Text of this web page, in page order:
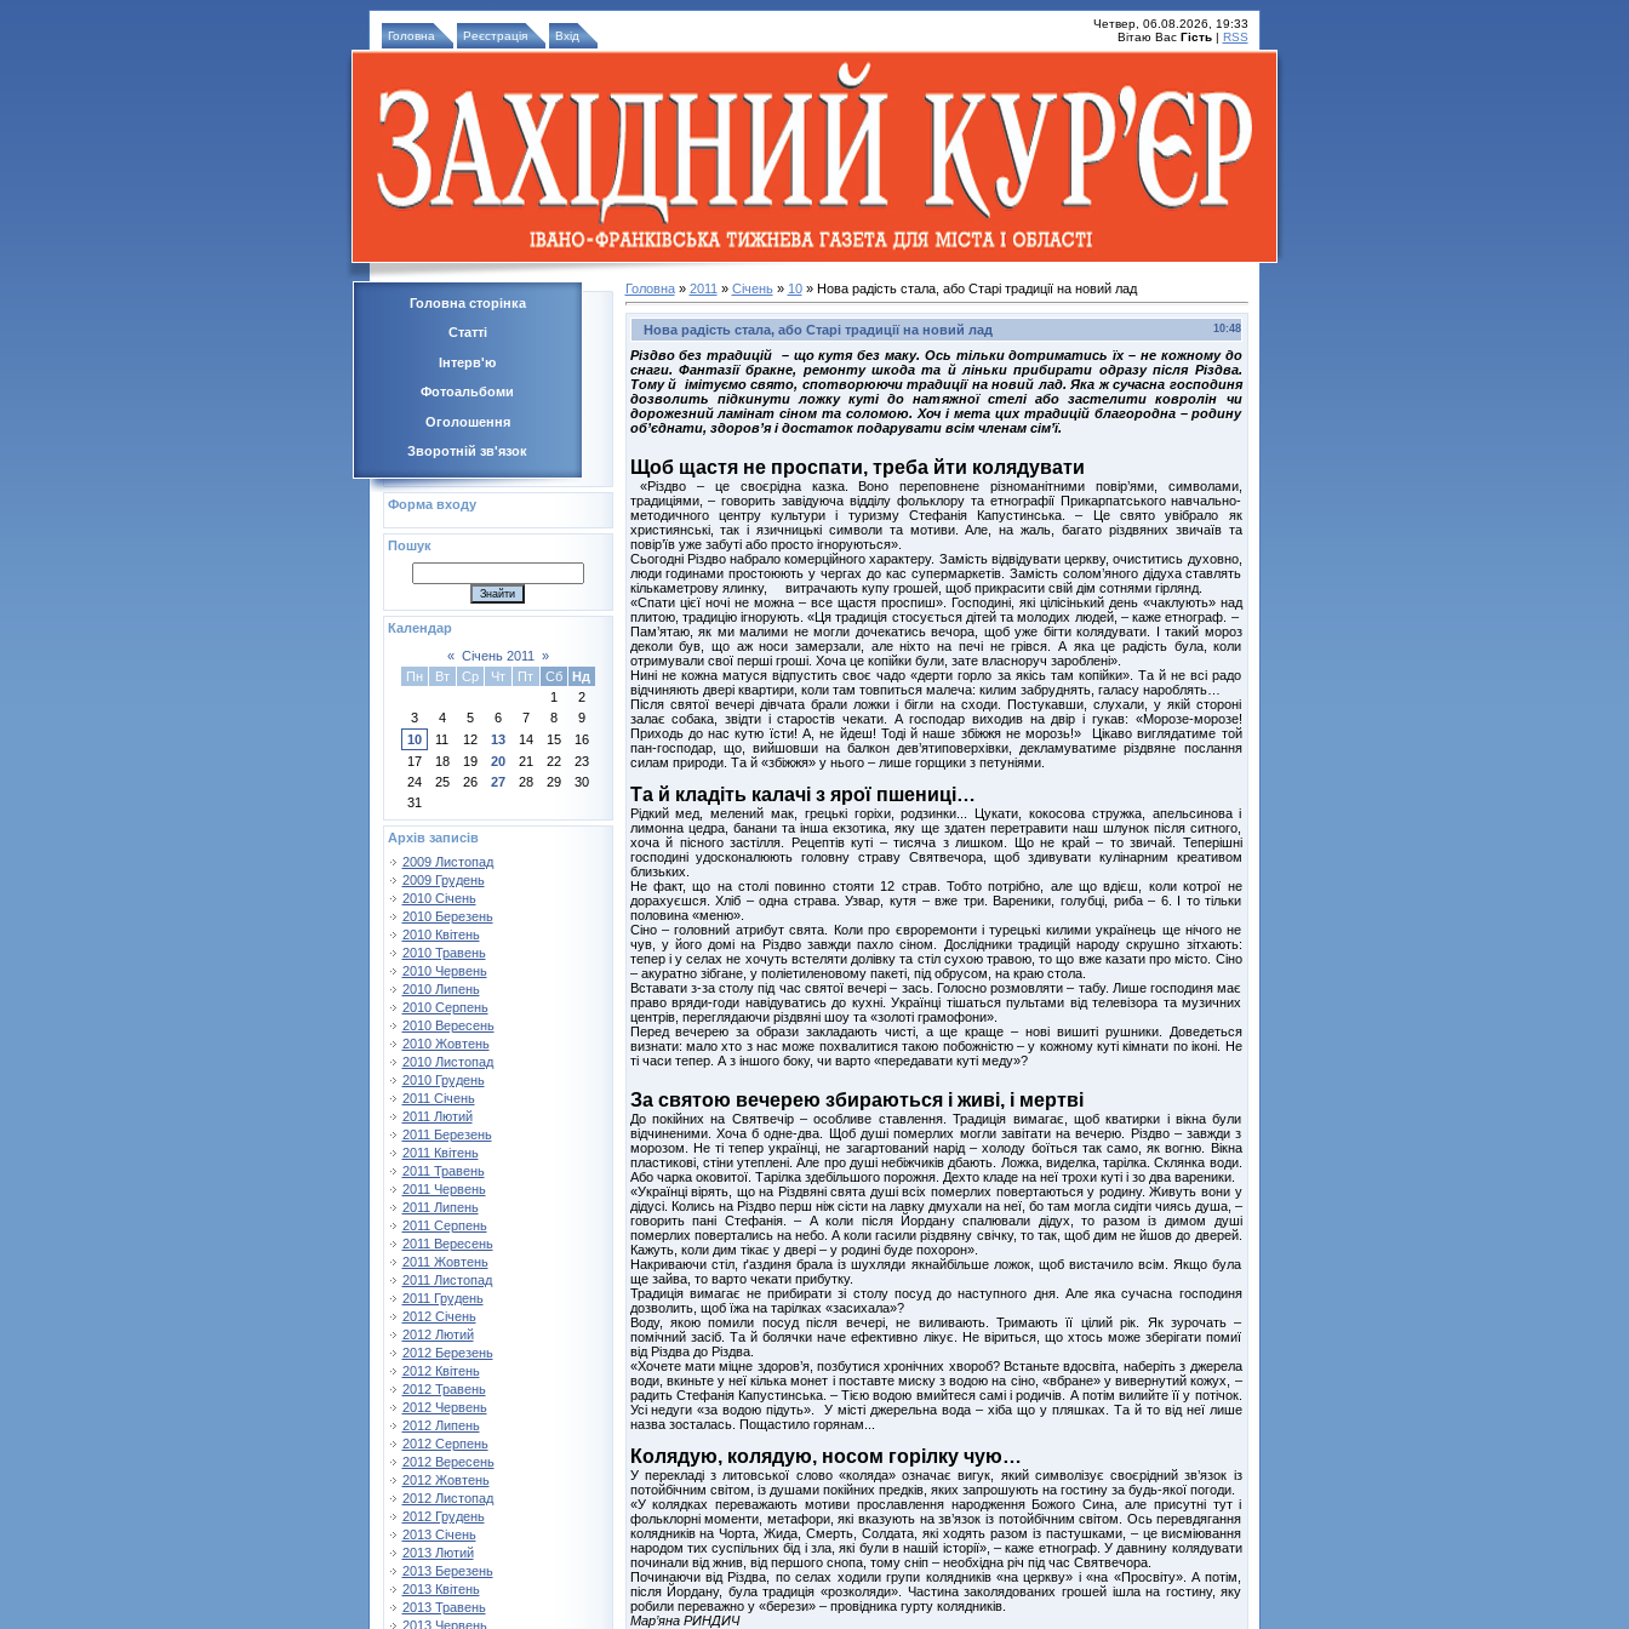
Головна Реєстрація Вхід
Четвер, 06.08.2026, 19:33
Вітаю Вас Гість| RSS
Головна сторінка
Статті
Інтерв'ю
Фотоальбоми
Оголошення
Зворотній зв'язок
Форма входу
Пошук
Календар
« Січень 2011
»
Пн
Вт Ср Чт Пт Сб
Нд
1
2
3
4 5 6 7 8
9
10
11 12 13 14 15
16
17
18 19 20 21 22
23
24
25 26 27 28 29
30
31
Архів записів
2009 Листопад
2009 Грудень
2010 Січень
2010 Березень
2010 Квітень
2010 Травень
2010 Червень
2010 Липень
2010 Серпень
2010 Вересень
2010 Жовтень
2010 Листопад
2010 Грудень
2011 Січень
2011 Лютий
2011 Березень
2011 Квітень
2011 Травень
2011 Червень
2011 Липень
2011 Серпень
2011 Вересень
2011 Жовтень
2011 Листопад
2011 Грудень
2012 Січень
2012 Лютий
2012 Березень
2012 Квітень
2012 Травень
2012 Червень
2012 Липень
2012 Серпень
2012 Вересень
2012 Жовтень
2012 Листопад
2012 Грудень
2013 Січень
2013 Лютий
2013 Березень
2013 Квітень
2013 Травень
2013 Червень
Головна» 2011 » Січень » 10» Нова радість стала, або Старі традиції на новий лад
10:48
Нова радість стала, або Старі традиції на новий лад
Різдво без традицій – що кутя без маку. Ось тільки дотриматись їх – не кожному до
снаги. Фантазії бракне, ремонту шкода та й ліньки прибирати одразу після Різдва.
Тому й імітуємо свято, спотворюючи традиції на новий лад. Яка ж сучасна господиня
дозволить підкинути ложку куті до натяжної стелі або застелити ковролін чи
дорожезний ламінат сіном та соломою. Хоч і мета цих традицій благородна – родину
об’єднати, здоров’я і достаток подарувати всім членам сім’ї.
Щоб щастя не проспати, треба йти колядувати
«Різдво – це своєрідна казка. Воно переповнене різноманітними повір’ями, символами,
традиціями, – говорить завідуюча відділу фольклору та етнографії Прикарпатського навчально-
методичного центру культури і туризму Стефанія Капустинська. – Це свято увібрало як
християнські, так і язичницькі символи та мотиви. Але, на жаль, багато різдвяних звичаїв та
повір’їв уже забуті або просто ігноруються».
Сьогодні Різдво набрало комерційного характеру. Замість відвідувати церкву, очиститись духовно,
люди годинами простоюють у чергах до кас супермаркетів. Замість солом’яного дідуха ставлять
кількаметрову ялинку, витрачають купу грошей, щоб прикрасити свій дім сотнями гірлянд.
«Спати цієї ночі не можна – все щастя проспиш». Господині, які цілісінький день «чаклують» над
плитою, традицію ігнорують. «Ця традиція стосується дітей та молодих людей, – каже етнограф. –
Пам’ятаю, як ми малими не могли дочекатись вечора, щоб уже бігти колядувати. І такий мороз
деколи був, що аж носи замерзали, але ніхто на печі не грівся. А яка це радість була, коли
отримували свої перші гроші. Хоча це копійки були, зате власноруч зароблені».
Нині не кожна матуся відпустить своє чадо «дерти горло за якісь там копійки». Та й не всі радо
відчиняють двері квартири, коли там товпиться малеча: килим забруднять, галасу нароблять…
Після святої вечері дівчата брали ложки і бігли на сходи. Постукавши, слухали, у якій стороні
залає собака, звідти і старостів чекати. А господар виходив на двір і гукав: «Морозе-морозе!
Приходь до нас кутю їсти! А, не йдеш! Тоді й наше збіжжя не морозь!» Цікаво виглядатиме той
пан-господар, що, вийшовши на балкон дев’ятиповерхівки, декламуватиме різдвяне послання
силам природи. Та й «збіжжя» у нього – лише горщики з петуніями.
Та й кладіть калачі з ярої пшениці…
Рідкий мед, мелений мак, грецькі горіхи, родзинки... Цукати, кокосова стружка, апельсинова і
лимонна цедра, банани та інша екзотика, яку ще здатен перетравити наш шлунок після ситного,
хоча й пісного застілля. Рецептів куті – тисяча з лишком. Що не край – то звичай. Теперішні
господині удосконалюють головну страву Святвечора, щоб здивувати кулінарним креативом
близьких.
Не факт, що на столі повинно стояти 12 страв. Тобто потрібно, але що вдієш, коли котрої не
дорахуєшся. Хліб – одна страва. Узвар, кутя – вже три. Вареники, голубці, риба – 6. І то тільки
половина «меню».
Сіно – головний атрибут свята. Коли про євроремонти і турецькі килими українець ще нічого не
чув, у його домі на Різдво завжди пахло сіном. Дослідники традицій народу скрушно зітхають:
тепер і у селах не хочуть встеляти долівку та стіл сухою травою, то що вже казати про місто. Сіно
– акуратно зібгане, у поліетиленовому пакеті, під обрусом, на краю стола.
Вставати з-за столу під час святої вечері – зась. Голосно розмовляти – табу. Лише господиня має
право вряди-годи навідуватись до кухні. Українці тішаться пультами від телевізора та музичних
центрів, переглядаючи різдвяні шоу та «золоті грамофони».
Перед вечерею за образи закладають чисті, а ще краще – нові вишиті рушники. Доведеться
визнати: мало хто з нас може похвалитися такою побожністю – у кожному куті кімнати по іконі. Не
ті часи тепер. А з іншого боку, чи варто «передавати куті меду»?
За святою вечерею збираються і живі, і мертві
До покійних на Святвечір – особливе ставлення. Традиція вимагає, щоб кватирки і вікна були
відчиненими. Хоча б одне-два. Щоб душі померлих могли завітати на вечерю. Різдво – завжди з
морозом. Не ті тепер українці, не загартований нарід – холоду боїться так само, як вогню. Вікна
пластикові, стіни утеплені. Але про душі небіжчиків дбають. Ложка, виделка, тарілка. Склянка води.
Або чарка оковитої. Тарілка здебільшого порожня. Дехто кладе на неї трохи куті і зо два вареники.
«Українці вірять, що на Різдвяні свята душі всіх померлих повертаються у родину. Живуть вони у
дідусі. Колись на Різдво перш ніж сісти на лавку дмухали на неї, бо там могла сидіти чиясь душа, –
говорить пані Стефанія. – А коли після Йордану спалювали дідух, то разом із димом душі
померлих повертались на небо. А коли гасили різдвяну свічку, то так, щоб дим не йшов до дверей.
Кажуть, коли дим тікає у двері – у родині буде похорон».
Накриваючи стіл, ґаздиня брала із шухляди якнайбільше ложок, щоб вистачило всім. Якщо була
ще зайва, то варто чекати прибутку.
Традиція вимагає не прибирати зі столу посуд до наступного дня. Але яка сучасна господиня
дозволить, щоб їжа на тарілках «засихала»?
Воду, якою помили посуд після вечері, не виливають. Тримають її цілий рік. Як зурочать –
помічний засіб. Та й болячки наче ефективно лікує. Не віриться, що хтось може зберігати помиї
від Різдва до Різдва.
«Хочете мати міцне здоров’я, позбутися хронічних хвороб? Встаньте вдосвіта, наберіть з джерела
води, вкиньте у неї кілька монет і поставте миску з водою на сіно, «вбране» у вивернутий кожух, –
радить Стефанія Капустинська. – Тією водою вмийтеся самі і родичів. А потім вилийте її у потічок.
Усі недуги «за водою підуть». У місті джерельна вода – хіба що у пляшках. Та й то від неї лише
назва зосталась. Пощастило горянам...
Колядую, колядую, носом горілку чую…
У перекладі з литовської слово «коляда» означає вигук, який символізує своєрідний зв’язок із
потойбічним світом, із душами покійних предків, яких запрошують на гостину за будь-якої погоди.
«У колядках переважають мотиви прославлення народження Божого Сина, але присутні тут і
фольклорні моменти, метафори, які вказують на зв’язок із потойбічним світом. Ось перевдягання
колядників на Чорта, Жида, Смерть, Солдата, які ходять разом із пастушками, – це висміювання
народом тих суспільних бід і зла, які були в нашій історії», – каже етнограф. У давнину колядувати
починали від жнив, від першого снопа, тому сніп – необхідна річ під час Святвечора.
Починаючи від Різдва, по селах ходили групи колядників «на церкву» і «на «Просвіту». А потім,
після Йордану, була традиція «розколяди». Частина заколядованих грошей ішла на гостину, яку
робили переважно у «берези» – провідника гурту колядників.
Мар’яна РИНДИЧ